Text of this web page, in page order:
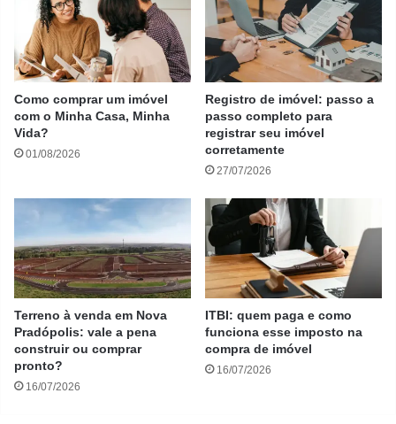
Como comprar um imóvel
com o Minha Casa, Minha
Vida?
01/08/2026
Registro de imóvel: passo a
passo completo para
registrar seu imóvel
corretamente
27/07/2026
Terreno à venda em Nova
Pradópolis: vale a pena
construir ou comprar
pronto?
16/07/2026
ITBI: quem paga e como
funciona esse imposto na
compra de imóvel
16/07/2026